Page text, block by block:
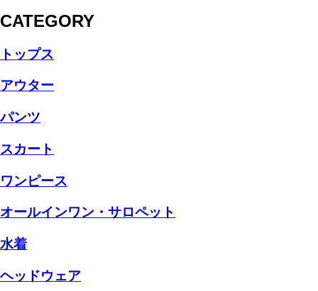
CATEGORY
トップス
アウター
パンツ
スカート
ワンピース
オールインワン・サロペット
水着
ヘッドウェア